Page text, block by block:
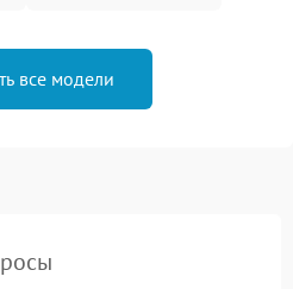
все модели